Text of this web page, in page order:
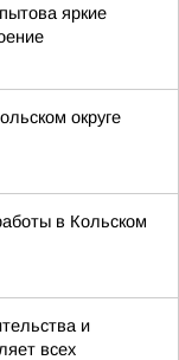
яркие
округе
в Кольском
и
всех